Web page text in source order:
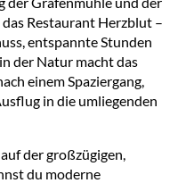
Restaurant Herzblut –
entspannte Stunden
der Natur macht das
einem Spaziergang,
in die umliegenden
der großzügigen,
du moderne